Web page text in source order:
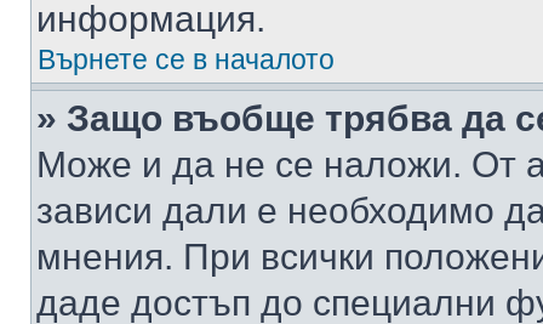
информация.
Върнете се в началото
» Защо въобще трябва да
Може и да не се наложи. От
зависи дали е необходимо
мнения. При всички
даде достъп до специални